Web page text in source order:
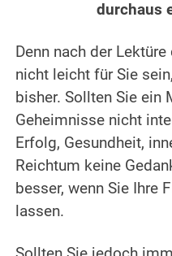
durchaus
Denn nach der
nicht leicht für Sie
bisher. Sollten Sie ein
Geheimnisse nicht
Erfolg, Gesundheit,
Reichtum keine
besser, wenn Sie Ihre
lassen.